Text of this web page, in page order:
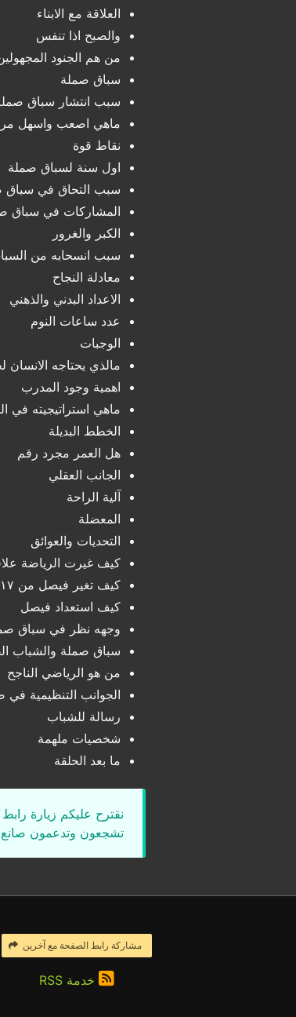
العلاقة مع الابناء
والصبح اذا تنفس
من هم الجنود
سباق صملة
سبب انتشار سباق
ماهي اصعب واسهل
نقاط قوة
اول سنة لسباق صملة
سبب التحاق في سباق
المشاركات في سباق
الكبر والغرور
سبب انسحابه من
معادلة النجاح
الاعداد البدني والذهني
عدد ساعات النوم
الوجبات
مالذي يحتاجه
اهمية وجود المدرب
ماهي استراتيجيته في
الخطط البديلة
هل العمر مجرد رقم
الجانب العقلي
آلية الراحة
المعضلة
التحديات والعوائق
كيف غيرت الرياضة
كيف تغير فيصل من ٢٠١٧ الى ٢٠٢٤
كيف استعداد فيصل
وجهه نظر في سباق
سباق صملة والشباب
من هو الرياضي الناجح
الجوانب التنظيمية في
رسالة للشباب
شخصيات ملهمة
ما بعد الحلقة
نقترح عليكم زيارة
تشجعون وتدعمون صانع
مشاركة رابط الصفحة مع آخرين
خدمة RSS